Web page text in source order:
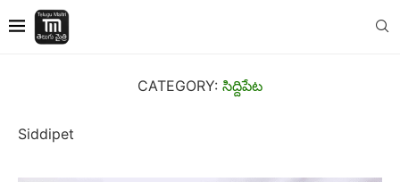
CATEGORY: సిద్దిపేట
Siddipet